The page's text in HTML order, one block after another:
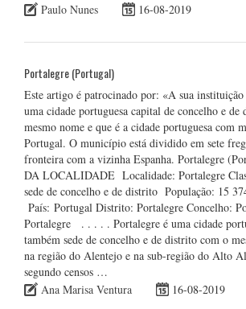
Paulo Nunes
16-08-2019
Portalegre (Portugal)
Este artigo é patrocinado por: «A sua
uma cidade portuguesa capital de concelho e
mesmo nome e que é a cidade portuguesa com
Portugal. O município está dividido em sete
fronteira com a vizinha Espanha. Portalegre
DA LOCALIDADE Localidade: Portalegre
sede de concelho e de distrito População: 15
País: Portugal Distrito: Portalegre Concelho:
Portalegre . . . . . Portalegre é uma cidade
também sede de concelho e de distrito com o
na região do Alentejo e na sub-região do Alto
segundo censos …
Ana Marisa Ventura
16-08-2019